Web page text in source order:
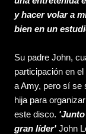
y hacer volar a
bien en un
Su padre John,
participación en
a Amy, pero sí se
hija para
este disco.
gran líder' John